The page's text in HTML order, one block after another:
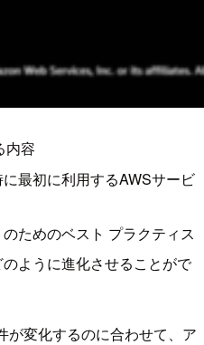
内容
最初に利用するAWSサービ
ためのベスト プラクティス
ように進化させることがで
が変化するのに合わせて、ア